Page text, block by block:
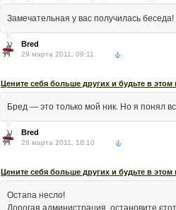
Замечательная у вас получилась
Bred
29 марта 2011, 09:11
Цените себя больше других и будьте в
Бред — это только мой ник. Но я понял
Bred
28 марта 2011, 18:10
Цените себя больше других и будьте в
Остапа несло!
Дорогая администрация, остановите